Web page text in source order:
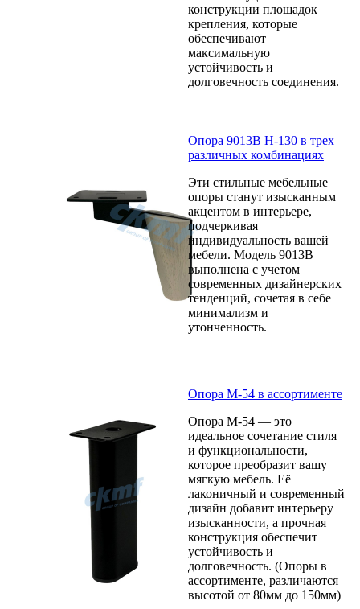
конструкции площадок
крепления, которые
обеспечивают
максимальную
устойчивость и
долговечность соединения.
Опора 9013B H-130 в трех
различных комбинациях
Эти стильные мебельные
опоры станут изысканным
акцентом в интерьере,
подчеркивая
индивидуальность вашей
мебели. Модель 9013B
выполнена с учетом
современных дизайнерских
тенденций, сочетая в себе
минимализм и
утонченность.
Опора М-54 в ассортименте
Опора М-54 — это
идеальное сочетание стиля
и функциональности,
которое преобразит вашу
мягкую мебель. Её
лаконичный и современный
дизайн добавит интерьеру
изысканности, а прочная
конструкция обеспечит
устойчивость и
долговечность. (Опоры в
ассортименте, различаются
высотой от 80мм до 150мм)